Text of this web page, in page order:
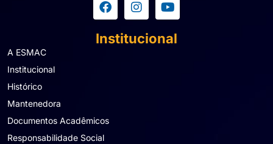
Institucional
A ESMAC
Institucional
Histórico
Mantenedora
Documentos Acadêmicos
Responsabilidade Social